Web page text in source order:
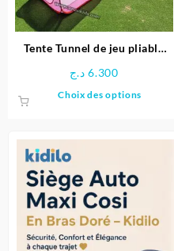
sur
la
page
Tente Tunnel de jeu pliable
6.300 د.ج
Choix des options
être